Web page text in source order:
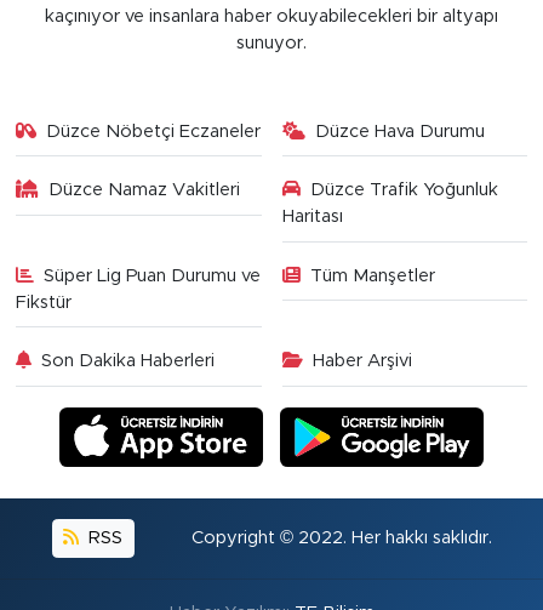
kaçınıyor ve insanlara haber okuyabilecekleri bir altyapı
sunuyor.
Düzce Nöbetçi Eczaneler Düzce Hava Durumu
Düzce Namaz Vakitleri
Düzce Trafik Yoğunluk
Haritası
Süper Lig Puan Durumu ve
Fikstür
Tüm Manşetler
Son Dakika Haberleri Haber Arşivi
RSS Copyright © 2022. Her hakkı saklıdır.